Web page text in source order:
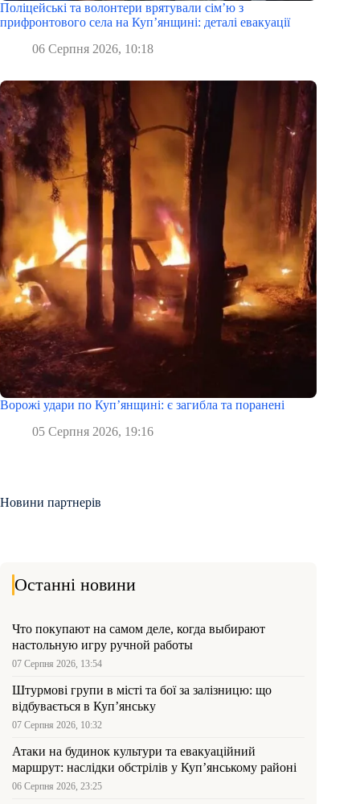
Поліцейські та волонтери врятували сім’ю з
прифронтового села на Куп’янщині: деталі евакуації
06 Серпня 2026, 10:18
Ворожі удари по Куп’янщині: є загибла та поранені
05 Серпня 2026, 19:16
Новини партнерів
Останні новини
Что покупают на самом деле, когда выбирают
настольную игру ручной работы
07 Серпня 2026, 13:54
Штурмові групи в місті та бої за залізницю: що
відбувається в Куп’янську
07 Серпня 2026, 10:32
Атаки на будинок культури та евакуаційний
маршрут: наслідки обстрілів у Куп’янському районі
06 Серпня 2026, 23:25